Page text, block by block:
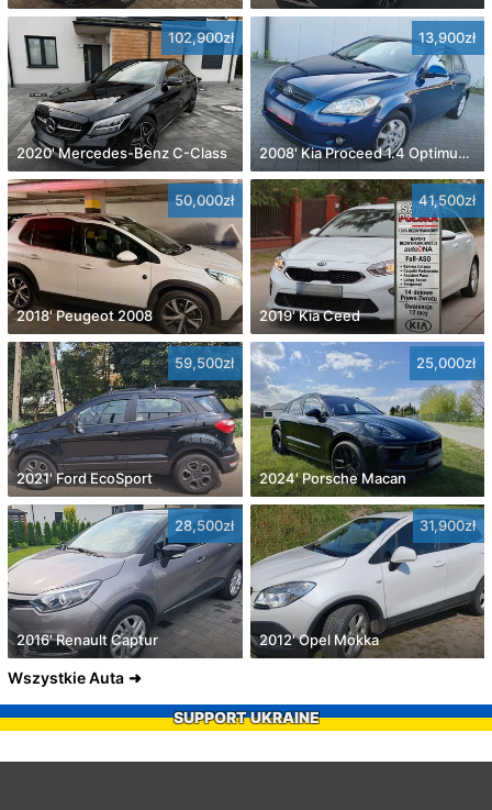
102,900zł
2020' Mercedes-Benz C-Class
13,900zł
2008' Kia Proceed 1.4 Optimum +
50,000zł
2018' Peugeot 2008
41,500zł
2019' Kia Ceed
59,500zł
2021' Ford EcoSport
25,000zł
2024' Porsche Macan
28,500zł
2016' Renault Captur
31,900zł
2012' Opel Mokka
Wszystkie Auta
SUPPORT UKRAINE